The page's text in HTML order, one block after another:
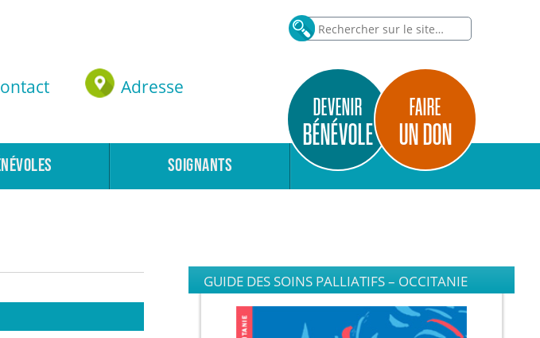
Adresse
FAIRE
UN DON
DEVENIR
BÉNÉVOLE
SOIGNANTS
GUIDE DES SOINS PALLIATIFS – OCCITANIE